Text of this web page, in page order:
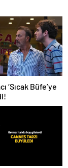
‘Sıcak Büfe’ye